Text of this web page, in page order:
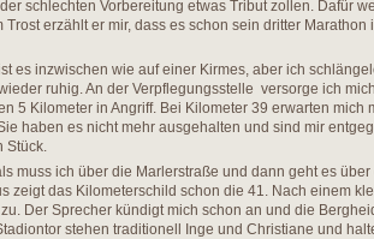
schlechten Vorbereitung etwas Tribut zollen. Dafür
Trost erzählt er mir, dass es schon sein dritter
es inzwischen wie auf einer Kirmes, aber ich
ruhig. An der Verpflegungsstelle versorge ich
5 Kilometer in Angriff. Bei Kilometer 39 erwarten mich
haben es nicht mehr ausgehalten und sind mir
Stück.
muss ich über die Marlerstraße und dann geht es
zeigt das Kilometerschild schon die 41. Nach einem
Der Sprecher kündigt mich schon an und die
stehen traditionell Inge und Christiane und